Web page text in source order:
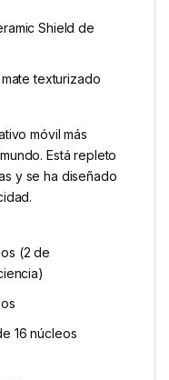
Shield de
texturizado
móvil más
Está repleto
y se ha diseñado
(2 de
16 núcleos